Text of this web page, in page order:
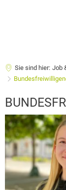
Sie sind hier: Job